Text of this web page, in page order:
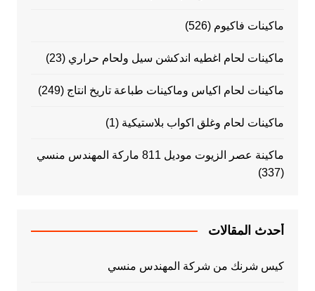
ماكينات فاكيوم (526)
ماكينات لحام اغطيه اندكشن سيل ولحام حراري (23)
ماكينات لحام اكياس وماكينات طباعة تاريخ انتاج (249)
ماكينات لحام وغلق اكواب بلاستيكية (1)
ماكينة عصر الزيوت موديل 811 ماركة المهندس منسي
(337)
أحدث المقالات
كيس شرنك من شركة المهندس منسي